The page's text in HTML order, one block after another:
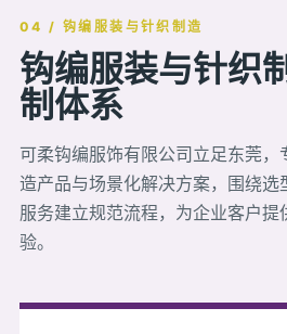
04 / 钩编服装与针织制造
钩编服装与针织
制体系
可柔钩编服饰有限公司立足东莞，
造产品与场景化解决方案，围绕选
服务建立规范流程，为企业客户提
验。